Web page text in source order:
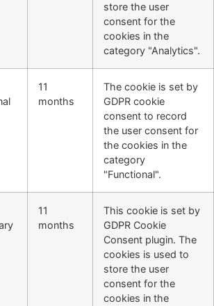
store the user
consent for the
cookies in the
category "Analytics".
11
months
The cookie is set by
GDPR cookie
consent to record
the user consent for
the cookies in the
category
"Functional".
11
months
This cookie is set by
GDPR Cookie
Consent plugin. The
cookies is used to
store the user
consent for the
cookies in the